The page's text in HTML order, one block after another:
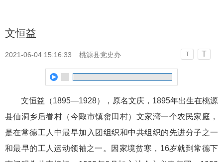
文恒益
2021-06-04 15:16:33 桃源县党史办 T T
文恒益（1895—1928），原名文庆，1895年出生在桃源
县仙洞乡后眷村（今陬市镇畬田村）文家湾一个农民家庭，
是在常德工人中最早加入团组织和中共组织的先进分子之一
和最早的工人运动领袖之一。因家境贫寒，16岁就到常德下